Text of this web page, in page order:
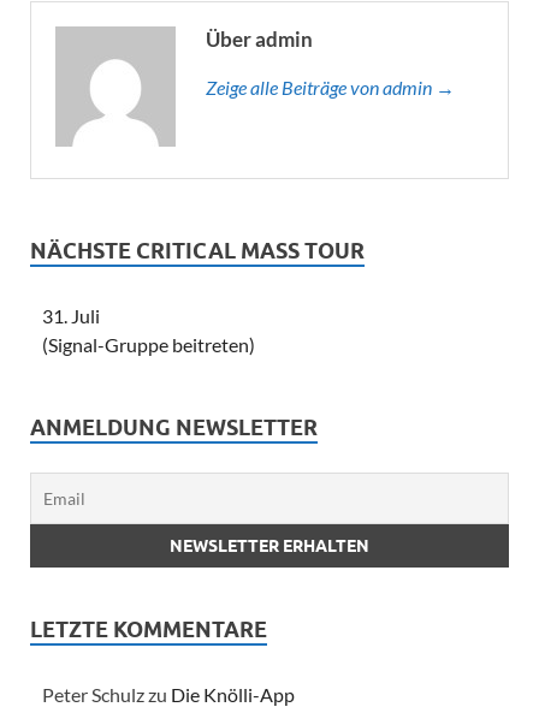
Über admin
Zeige alle Beiträge von admin →
NÄCHSTE CRITICAL MASS TOUR
31. Juli
(Signal-Gruppe beitreten)
ANMELDUNG NEWSLETTER
LETZTE KOMMENTARE
Peter Schulz zu Die Knölli-App